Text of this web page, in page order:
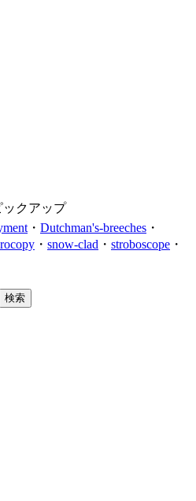
クアップ
・ Dutchman's-breeches ・
・ snow-clad ・ stroboscope ・